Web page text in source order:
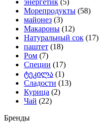
энергетик (5)
Морепродукты (58)
майонез (3)
Макароны (12)
Натуральный сок (17)
паштет (18)
Ром (7)
Специи (17)
ტეკილა (1)
Сладости (13)
Курица (2)
Чай (22)
Бренды